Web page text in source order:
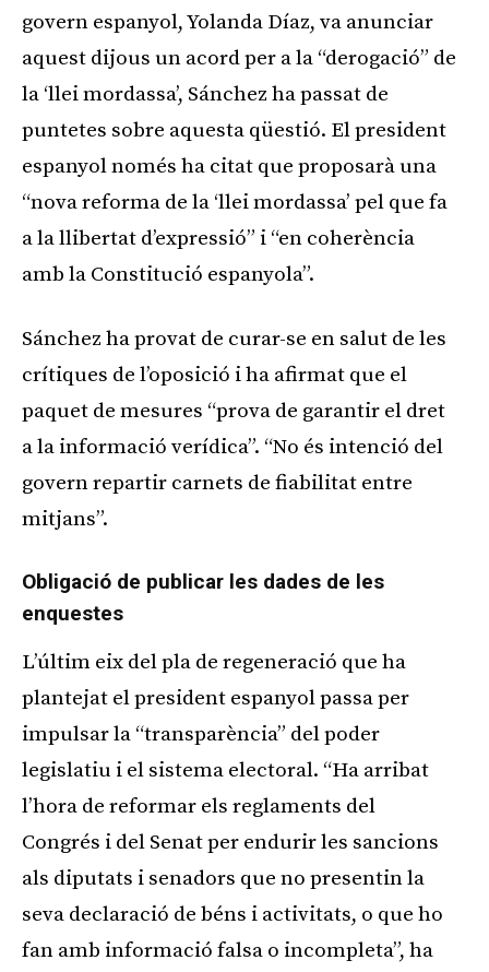
govern espanyol, Yolanda Díaz, va anunciar
aquest dijous un acord per a la “derogació” de
la ‘llei mordassa’, Sánchez ha passat de
puntetes sobre aquesta qüestió. El president
espanyol només ha citat que proposarà una
“nova reforma de la ‘llei mordassa’ pel que fa
a la llibertat d’expressió” i “en coherència
amb la Constitució espanyola”.
Sánchez ha provat de curar-se en salut de les
crítiques de l’oposició i ha afirmat que el
paquet de mesures “prova de garantir el dret
a la informació verídica”. “No és intenció del
govern repartir carnets de fiabilitat entre
mitjans”.
Obligació de publicar les dades de les
enquestes
L’últim eix del pla de regeneració que ha
plantejat el president espanyol passa per
impulsar la “transparència” del poder
legislatiu i el sistema electoral. “Ha arribat
l’hora de reformar els reglaments del
Congrés i del Senat per endurir les sancions
als diputats i senadors que no presentin la
seva declaració de béns i activitats, o que ho
fan amb informació falsa o incompleta”, ha